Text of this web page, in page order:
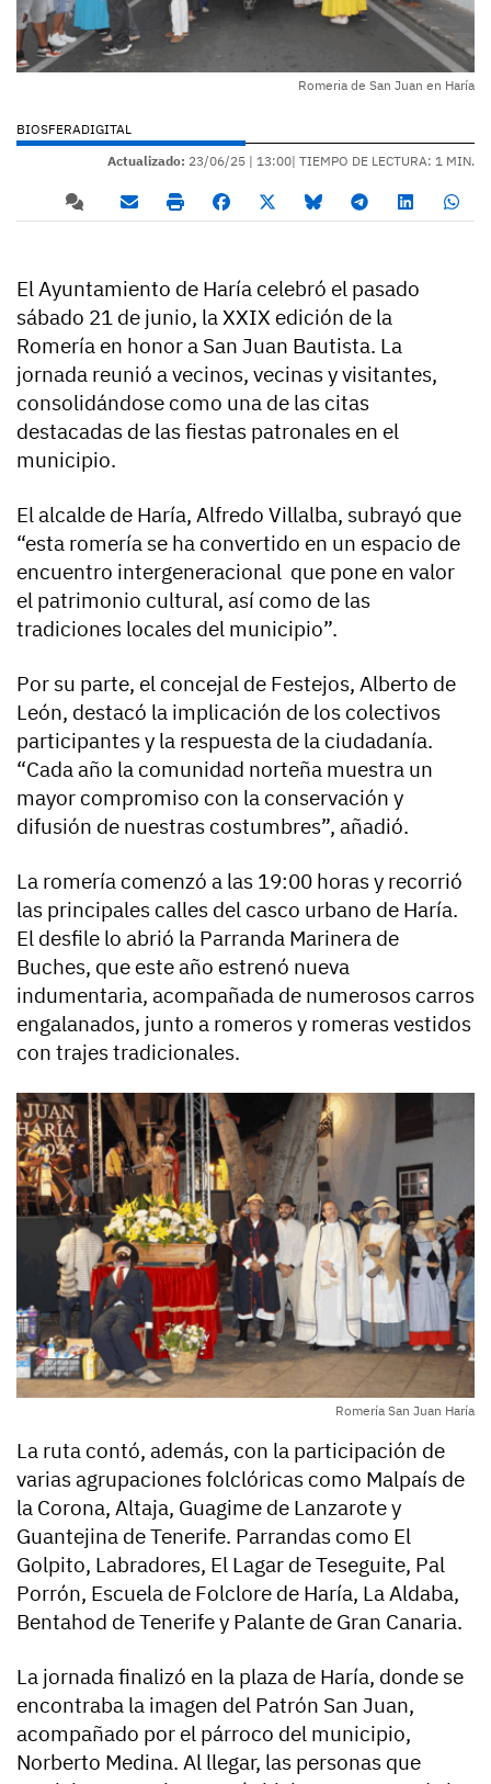
Romeria de San Juan en Haría
BIOSFERADIGITAL
Actualizado: 23/06/25 | 13:00| TIEMPO DE LECTURA: 1 MIN.
El Ayuntamiento de Haría celebró el pasado
sábado 21 de junio, la XXIX edición de la
Romería en honor a San Juan Bautista. La
jornada reunió a vecinos, vecinas y visitantes,
consolidándose como una de las citas
destacadas de las fiestas patronales en el
municipio.
El alcalde de Haría, Alfredo Villalba, subrayó que
“esta romería se ha convertido en un espacio de
encuentro intergeneracional que pone en valor
el patrimonio cultural, así como de las
tradiciones locales del municipio”.
Por su parte, el concejal de Festejos, Alberto de
León, destacó la implicación de los colectivos
participantes y la respuesta de la ciudadanía.
“Cada año la comunidad norteña muestra un
mayor compromiso con la conservación y
difusión de nuestras costumbres”, añadió.
La romería comenzó a las 19:00 horas y recorrió
las principales calles del casco urbano de Haría.
El desfile lo abrió la Parranda Marinera de
Buches, que este año estrenó nueva
indumentaria, acompañada de numerosos carros
engalanados, junto a romeros y romeras vestidos
con trajes tradicionales.
Romería San Juan Haría
La ruta contó, además, con la participación de
varias agrupaciones folclóricas como Malpaís de
la Corona, Altaja, Guagime de Lanzarote y
Guantejina de Tenerife. Parrandas como El
Golpito, Labradores, El Lagar de Teseguite, Pal
Porrón, Escuela de Folclore de Haría, La Aldaba,
Bentahod de Tenerife y Palante de Gran Canaria.
La jornada finalizó en la plaza de Haría, donde se
encontraba la imagen del Patrón San Juan,
acompañado por el párroco del municipio,
Norberto Medina. Al llegar, las personas que